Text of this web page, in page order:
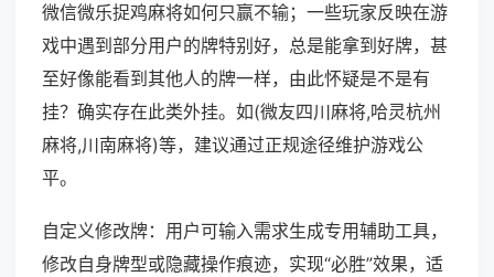
微信微乐捉鸡麻将如何只赢不输；一些玩家反映在游
戏中遇到部分用户的牌特别好，总是能拿到好牌，甚
至好像能看到其他人的牌一样，由此怀疑是不是有
挂？确实存在此类外挂。如(微友四川麻将,哈灵杭州
麻将,川南麻将)等，建议通过正规途径维护游戏公
平。
自定义修改牌：用户可输入需求生成专用辅助工具，
修改自身牌型或隐藏操作痕迹，实现“必胜”效果，适